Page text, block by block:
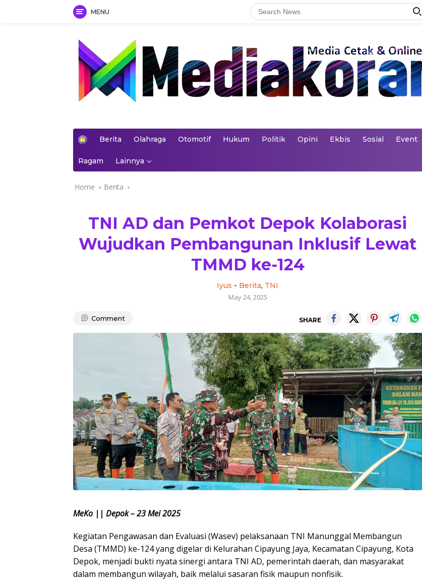
MENU
H
e
Berita Olahraga Otomotif Hukum Politik Opini Ekbis Sosial Event
Ragam Lainnya
Home Berita
TNI AD dan Pemkot Depok Kolaborasi
Wujudkan Pembangunan Inklusif Lewat
TMMD ke-124
Iyus - Berita, TNI
May 24, 2025
Comment SHARE
MeKo || Depok – 23 Mei 2025
Kegiatan Pengawasan dan Evaluasi (Wasev) pelaksanaan TNI Manunggal Membangun
Desa (TMMD) ke-124 yang digelar di Kelurahan Cipayung Jaya, Kecamatan Cipayung, Kota
Depok, menjadi bukti nyata sinergi antara TNI AD, pemerintah daerah, dan masyarakat
dalam membangun wilayah, baik melalui sasaran fisik maupun nonfisik.